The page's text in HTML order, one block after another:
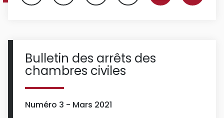
Bulletin des arrêts des
chambres civiles
Numéro 3 - Mars 2021